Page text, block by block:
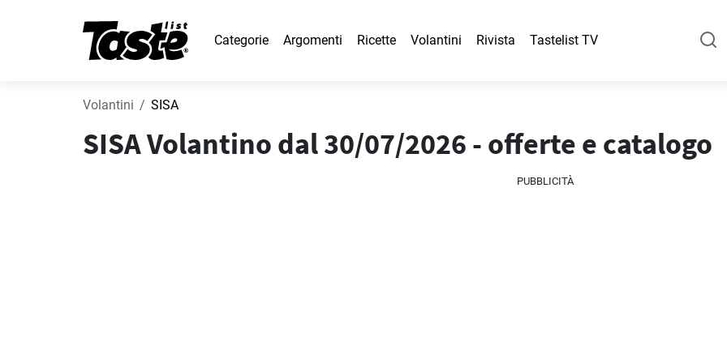
Categorie Argomenti Ricette Volantini Rivista Tastelist TV
Volantini SISA
SISA Volantino dal 30/07/2026 - offerte e catalogo
PUBBLICITÀ